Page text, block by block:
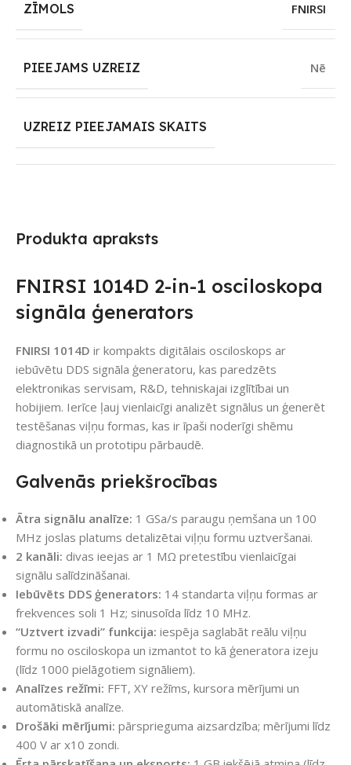
Produkta apraksts
FNIRSI 1014D 2-in-1 osciloskopa
signāla ģenerators
FNIRSI 1014D ir kompakts digitālais osciloskops ar
iebūvētu DDS signāla ģeneratoru, kas paredzēts
elektronikas servisam, R&D, tehniskajai izglītībai un
hobijiem. Ierīce ļauj vienlaicīgi analizēt signālus un ģenerēt
testēšanas viļņu formas, kas ir īpaši noderīgi shēmu
diagnostikā un prototipu pārbaudē.
Galvenās priekšrocības
Ātra signālu analīze: 1 GSa/s paraugu ņemšana un 100
MHz joslas platums detalizētai viļņu formu uztveršanai.
2 kanāli: divas ieejas ar 1 MΩ pretestību vienlaicīgai
signālu salīdzināšanai.
Iebūvēts DDS ģenerators: 14 standarta viļņu formas ar
frekvences soli 1 Hz; sinusoīda līdz 10 MHz.
“Uztvert izvadi” funkcija: iespēja saglabāt reālu viļņu
formu no osciloskopa un izmantot to kā ģeneratora izeju
(līdz 1000 pielāgotiem signāliem).
Analīzes režīmi: FFT, XY režīms, kursora mērījumi un
automātiskā analīze.
Drošāki mērījumi: pārsprieguma aizsardzība; mērījumi līdz
400 V ar x10 zondi.
ZĪMOLS FNIRSI
PIEEJAMS UZREIZ Nē
UZREIZ PIEEJAMAIS SKAITS